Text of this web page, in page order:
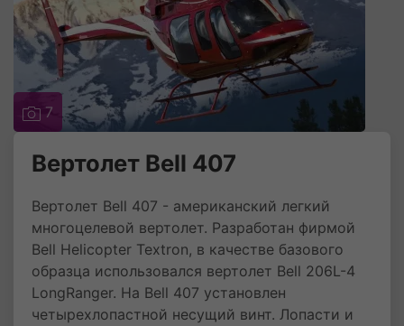
7
Вертолет Bell 407
Вертолет Bell 407 - американский легкий
многоцелевой вертолет. Разработан фирмой
Bell Helicopter Textron, в качестве базового
образца использовался вертолет Bell 206L-4
LongRanger. На Bell 407 установлен
четырехлопастной несущий винт. Лопасти и